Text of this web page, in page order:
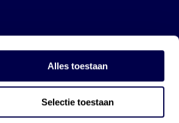
Alles toestaan
Selectie toestaan